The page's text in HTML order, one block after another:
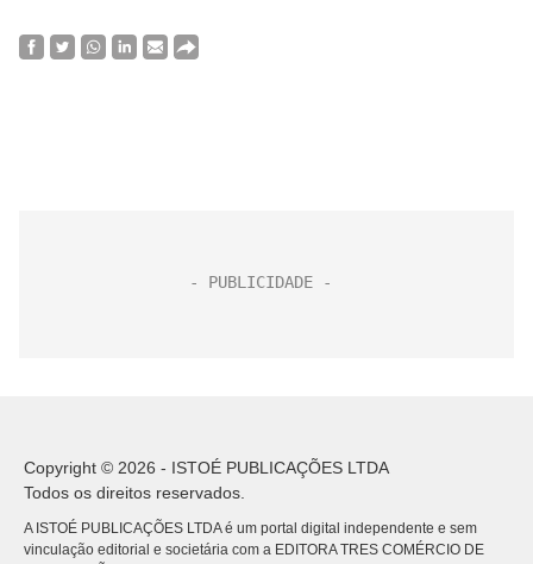
Copyright © 2026 - ISTOÉ PUBLICAÇÕES LTDA
Todos os direitos reservados.
A ISTOÉ PUBLICAÇÕES LTDA é um portal digital independente e sem
vinculação editorial e societária com a EDITORA TRES COMÉRCIO DE